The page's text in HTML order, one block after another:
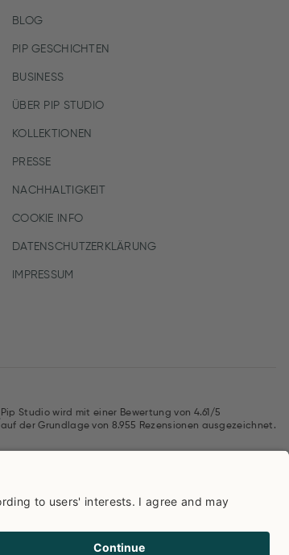
BLOG
PIP GESCHICHTEN
BUSINESS
ÜBER PIP STUDIO
KOLLEKTIONEN
PRESSE
NACHHALTIGKEIT
COOKIE INFO
DATENSCHUTZERKLÄRUNG
IMPRESSUM
Pip Studio wird mit einer Bewertung von 4.61/5
auf der Grundlage von 8.955 Rezensionen ausgezeichnet.